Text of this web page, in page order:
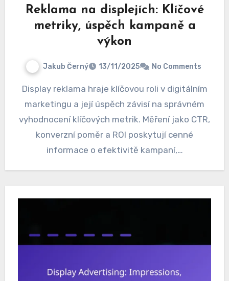
Reklama na displejích: Klíčové
metriky, úspěch kampaně a
výkon
Jakub Černý 13/11/2025 No Comments
Display reklama hraje klíčovou roli v digitálním
marketingu a její úspěch závisí na správném
vyhodnocení klíčových metrik. Měření jako CTR,
konverzní poměr a ROI poskytují cenné
informace o efektivitě kampaní,…